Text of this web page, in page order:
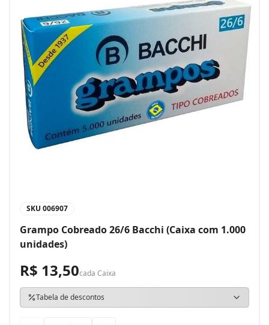
SKU 006907
Grampo Cobreado 26/6 Bacchi (Caixa com 1.000
unidades)
R$ 13,50cada Caixa
Tabela de descontos